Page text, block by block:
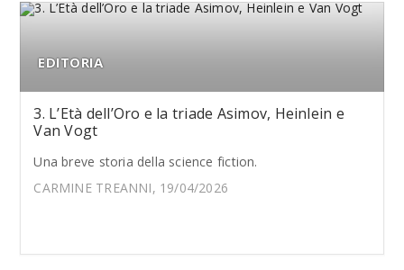
EDITORIA
3. L’Età dell’Oro e la triade Asimov, Heinlein e
Van Vogt
Una breve storia della science fiction.
CARMINE TREANNI, 19/04/2026